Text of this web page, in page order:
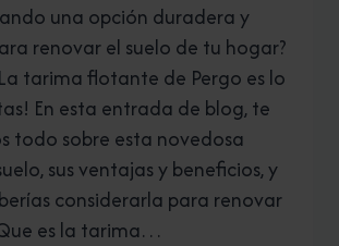
una opción duradera y
renovar el suelo de tu hogar?
tarima flotante de Pergo es lo
En esta entrada de blog, te
todo sobre esta novedosa
sus ventajas y beneficios, y
considerarla para renovar
es la tarima…